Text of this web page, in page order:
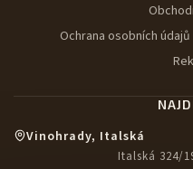
Ochrana osobních
Vinohrady, Italská
Italská 324/